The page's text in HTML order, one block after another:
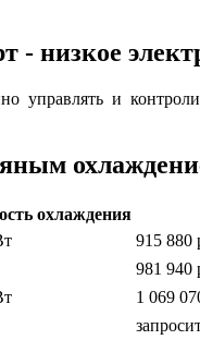
низкое
управлять и
охлаждения
915 880
981 940
1 069